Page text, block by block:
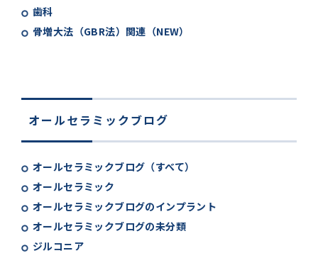
歯科
骨増大法（GBR法）関連（NEW）
オールセラミックブログ
オールセラミックブログ（すべて）
オールセラミック
オールセラミックブログのインプラント
オールセラミックブログの未分類
ジルコニア